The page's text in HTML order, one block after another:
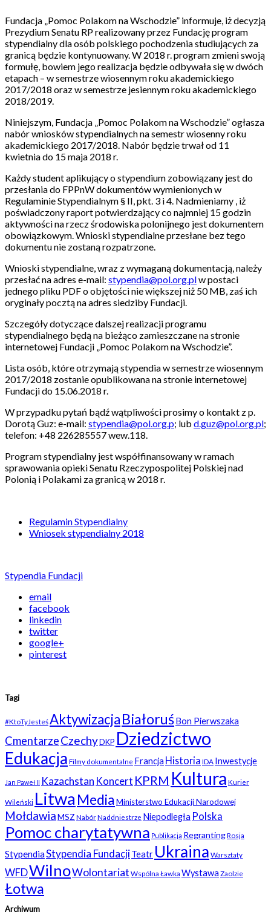
Fundacja „Pomoc Polakom na Wschodzie” informuje, iż decyzją
Prezydium Senatu RP realizowany przez Fundację program
stypendialny dla osób polskiego pochodzenia studiujących za
granicą będzie kontynuowany. W 2018 r. program zmieni swoją
formułę, bowiem jego realizacja będzie odbywała się w dwóch
etapach – w semestrze wiosennym roku akademickiego
2017/2018 oraz w semestrze jesiennym roku akademickiego
2018/2019.
Niniejszym, Fundacja „Pomoc Polakom na Wschodzie” ogłasza
nabór wniosków stypendialnych na semestr wiosenny roku
akademickiego 2017/2018. Nabór będzie trwał od 11
kwietnia do 15 maja 2018 r.
Każdy student aplikujący o stypendium zobowiązany jest do
przesłania do FPPnW dokumentów wymienionych w
Regulaminie Stypendialnym § II, pkt. 3 i 4. Nadmieniamy , iż
poświadczony raport potwierdzający co najmniej 15 godzin
aktywności na rzecz środowiska polonijnego jest dokumentem
obowiązkowym. Wnioski stypendialne przesłane bez tego
dokumentu nie zostaną rozpatrzone.
Wnioski stypendialne, wraz z wymaganą dokumentacją, należy
przesłać na adres e-mail: stypendia@pol.org.plw postaci
jednego pliku PDF o objętości nie większej niż 50 MB, zaś ich
oryginały pocztą na adres siedziby Fundacji.
Szczegóły dotyczące dalszej realizacji programu
stypendialnego będą na bieżąco zamieszczane na stronie
internetowej Fundacji „Pomoc Polakom na Wschodzie”.
Lista osób, które otrzymają stypendia w semestrze wiosennym
2017/2018 zostanie opublikowana na stronie internetowej
Fundacji do 15.06.2018 r.
W przypadku pytań bądź wątpliwości prosimy o kontakt z p.
Dorotą Guz: e-mail: stypendia@pol.org.p; lub d.guz@pol.org.pl;
telefon: +48 226285557 wew.118.
Program stypendialny jest współfinansowany w ramach
sprawowania opieki Senatu Rzeczypospolitej Polskiej nad
Polonią i Polakami za granicą w 2018 r.
Regulamin Stypendialny
Wniosek stypendialny 2018
Stypendia Fundacji
email
facebook
linkedin
twitter
google+
pinterest
Tagi
#KtoTyJesteśAktywizacjaBiałoruśBon Pierwszaka
CmentarzeCzechyDKP Dziedzictwo
Edukacja Filmy dokumentalne Francja Historia IDA Inwestycje
Jan Paweł II Kazachstan Koncert KPRM Kultura Kurier
Wileński Litwa MediaMinisterstwo Edukacji Narodowej
MołdawiaMSZ NabórNaddniestrze Niepodległa Polska
Pomoc charytatywna Publikacja RegrantingRosja
StypendiaStypendia FundacjiTeatr Ukraina Warsztaty
WFDWilnoWolontariat Wspólna Ławka Wystawa Zaolzie
Łotwa
Archiwum